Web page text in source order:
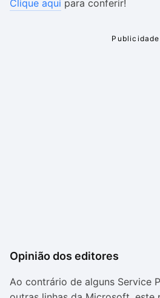
Clique aqui para conferir!
Opinião dos editores
Ao contrário de alguns Service